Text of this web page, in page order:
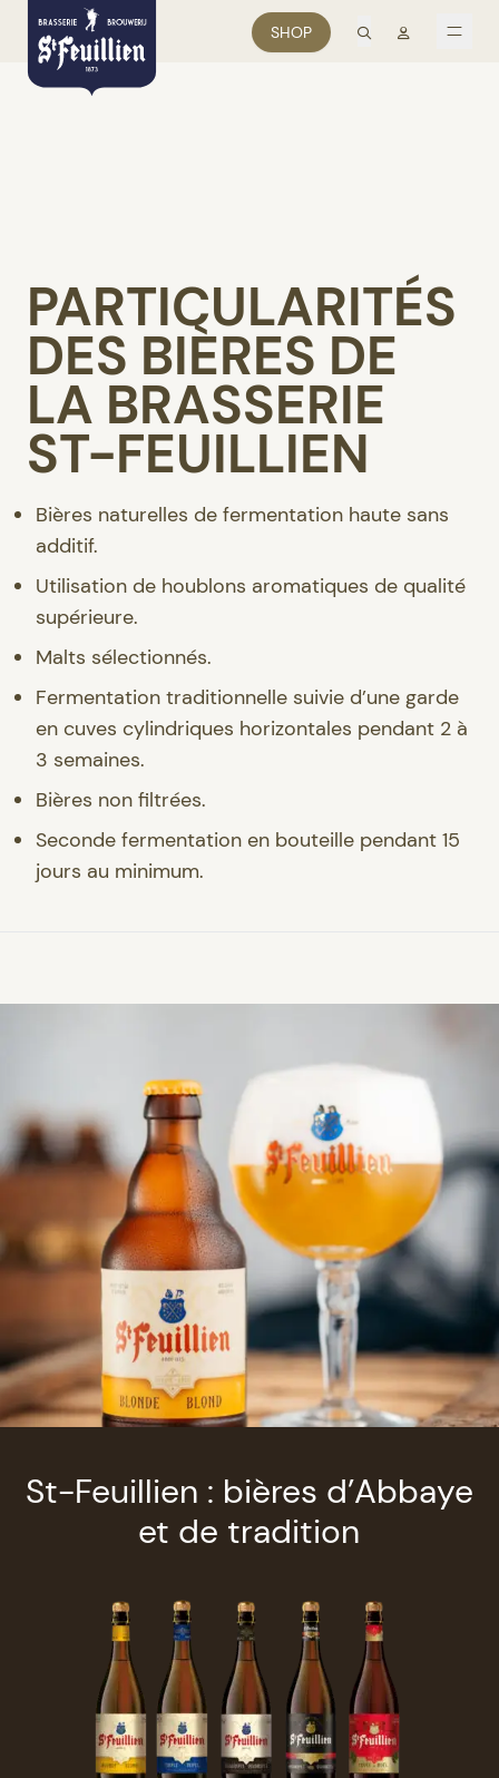
SHOP recherche
Mon
PARTICULARITÉS
DES BIÈRES DE
LA BRASSERIE
ST-FEUILLIEN
Bières naturelles de fermentation haute sans
additif.
Utilisation de houblons aromatiques de qualité
supérieure.
Malts sélectionnés.
Fermentation traditionnelle suivie d’une garde
en cuves cylindriques horizontales pendant 2 à
3 semaines.
Bières non filtrées.
Seconde fermentation en bouteille pendant 15
jours au minimum.
St-Feuillien : bières d’Abbaye
et de tradition